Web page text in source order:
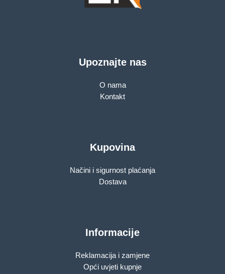
Upoznajte nas
O nama
Kontakt
Kupovina
Načini i sigurnost plaćanja
Dostava
Informacije
Reklamacija i zamjene
Opći uvjeti kupnje